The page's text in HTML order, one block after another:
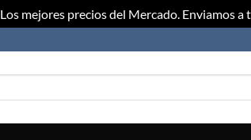
Los mejores precios del Mercado. Enviamos a